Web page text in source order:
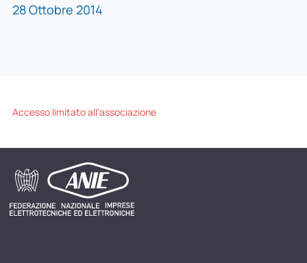
28 Ottobre 2014
Accesso limitato all'associazione